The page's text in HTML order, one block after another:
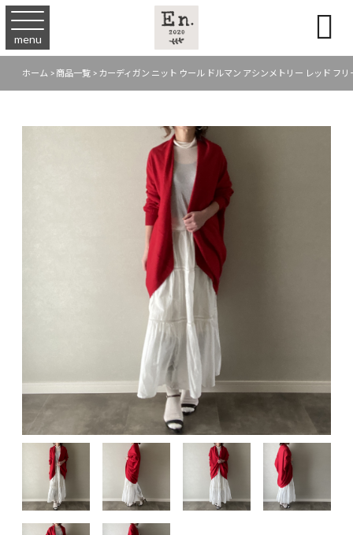
menu 
ホーム > 商品一覧 > カーディガン ニット ウール ドルマン アシンメトリー レッド フ